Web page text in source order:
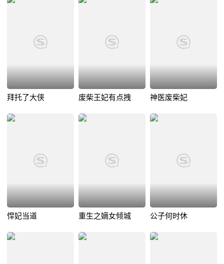
拜托了大侠 废柴王妃有点拽 神医废柴妃
悍妃当道 重生之嫡女倾城 公子何时休